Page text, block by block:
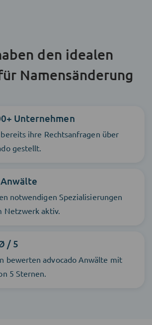
den idealen
Namensänderung
Unternehmen
ihre Rechtsanfragen über
gestellt.
notwendigen Spezialisierungen
Netzwerk aktiv.
/ 5
bewerten advocado Anwälte mit
5 Sternen.